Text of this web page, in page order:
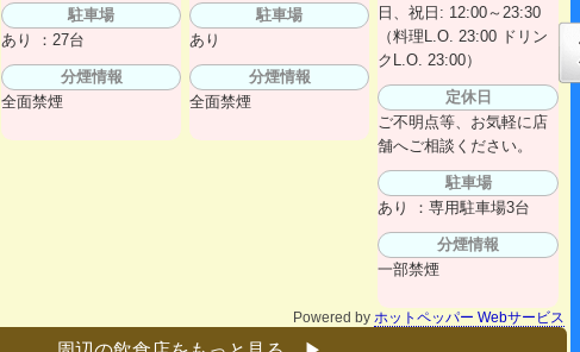
駐車場
あり ：27台
分煙情報
全面禁煙
駐車場
あり
分煙情報
全面禁煙
日、祝日: 12:00～23:30
（料理L.O. 23:00 ドリン
クL.O. 23:00）
定休日
ご不明点等、お気軽に店
舗へご相談ください。
駐車場
あり ：専用駐車場3台
分煙情報
一部禁煙
Powered by ホットペッパー Webサービス